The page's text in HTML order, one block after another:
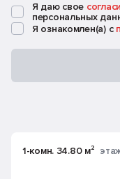
Я даю свое
персональных
Я ознакомлен(а) с
1-комн. 34.80 м²